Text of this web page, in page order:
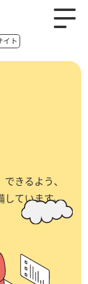
イト
きるよう、
しています。